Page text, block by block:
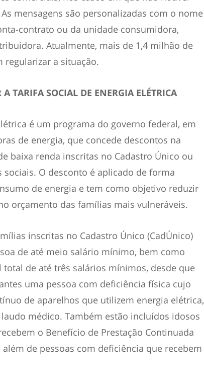
mensagens são personalizadas com o nome
contrato ou da unidade consumidora,
Atualmente, mais de 1,4 milhão de
regularizar a situação.
A TARIFA SOCIAL DE ENERGIA ELÉTRICA
é um programa do governo federal, em
de energia, que concede descontos na
baixa renda inscritas no Cadastro Único ou
O desconto é aplicado de forma
de energia e tem como objetivo reduzir
orçamento das famílias mais vulneráveis.
inscritas no Cadastro Único (CadÚnico)
de até meio salário mínimo, bem como
de até três salários mínimos, desde que
uma pessoa com deficiência física cujo
de aparelhos que utilizem energia elétrica,
médico. Também estão incluídos idosos
o Benefício de Prestação Continuada
além de pessoas com deficiência que recebem